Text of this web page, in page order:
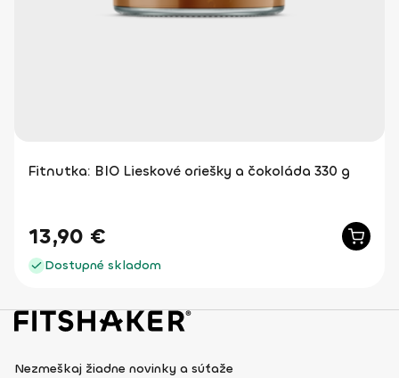
Fitnutka: BIO Lieskové oriešky a čokoláda 330 g
13,90 €
Dostupné skladom
Nezmeškaj žiadne novinky a súťaže